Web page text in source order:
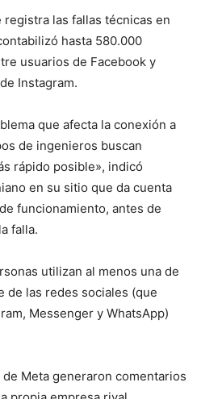
las fallas técnicas en
hasta 580.000
usuarios de Facebook y
Instagram.
que afecta la conexión a
de ingenieros buscan
rápido posible», indicó
en su sitio que da cuenta
funcionamiento, antes de
falla.
utilizan al menos una de
de las redes sociales (que
Messenger y WhatsApp)
Meta generaron comentarios